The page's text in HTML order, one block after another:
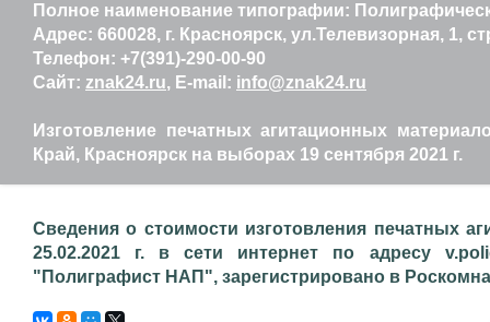
Полное наименование типографии:
Адрес: 660028, г. Красноярск, ул.Телевизорная, 1,
Телефон: +7(391)-290-00-90
Сайт: znak24.ru, E-mail: info@znak24.ru
Изготовление печатных агитационных
Край, Красноярск на выборах 19 сентября 2021 г.
Сведения о стоимости изготовления печатных
25.02.2021 г. в сети интернет по адресу
"Полиграфист НАП", зарегистрировано в